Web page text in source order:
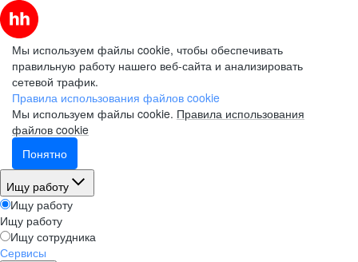
Мы используем файлы cookie, чтобы обеспечивать
правильную работу нашего веб-сайта и анализировать
сетевой трафик.
Правила использования файлов cookie
Мы используем файлы cookie. Правила использования
файлов cookie
Понятно
Ищу работу
Ищу работу
Ищу работу
Ищу сотрудника
Сервисы